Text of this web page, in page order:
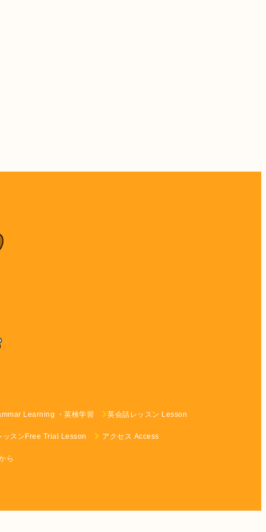
Learning ・英検学習 英会話レッスン Lesson
ッスンFree Trial Lesson アクセス Access
ら